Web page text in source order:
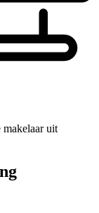
makelaar uit